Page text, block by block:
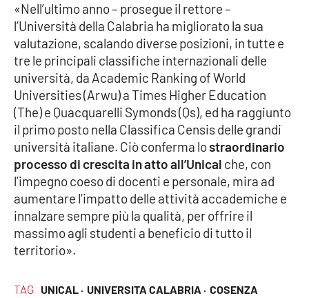
LA
CALABRIAVISIONE
Destinazioni
Eventi
Food
Storie
LAC
NETWORK
Lacplay.it
TAG UNICAL · UNIVERSITA CALABRIA · COSENZA
«Nell’ultimo anno – prosegue il rettore –
l’Università della Calabria ha migliorato la sua
valutazione, scalando diverse posizioni, in tutte e
tre le principali classifiche internazionali delle
università, da Academic Ranking of World
Universities (Arwu) a Times Higher Education
(The) e Quacquarelli Symonds (Qs), ed ha raggiunto
il primo posto nella Classifica Censis delle grandi
università italiane. Ciò conferma lostraordinario
processo di crescita in atto all’Unical che, con
l’impegno coeso di docenti e personale, mira ad
aumentare l’impatto delle attività accademiche e
innalzare sempre più la qualità, per offrire il
massimo agli studenti a beneficio di tutto il
territorio».